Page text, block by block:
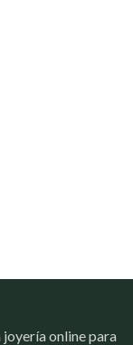
joyería online para